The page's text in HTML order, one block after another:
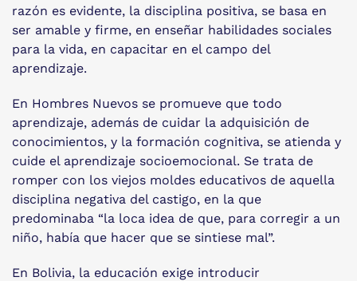
razón es evidente, la disciplina positiva, se basa en
ser amable y firme, en enseñar habilidades sociales
para la vida, en capacitar en el campo del
aprendizaje.
En Hombres Nuevos se promueve que todo
aprendizaje, además de cuidar la adquisición de
conocimientos, y la formación cognitiva, se atienda y
cuide el aprendizaje socioemocional. Se trata de
romper con los viejos moldes educativos de aquella
disciplina negativa del castigo, en la que
predominaba “la loca idea de que, para corregir a un
niño, había que hacer que se sintiese mal”.
En Bolivia, la educación exige introducir